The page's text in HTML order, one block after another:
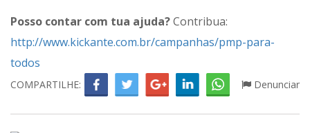
Posso contar com tua ajuda?Contribua:
http://www.kickante.com.br/campanhas/pmp-para-
todos
COMPARTILHE: Denunciar